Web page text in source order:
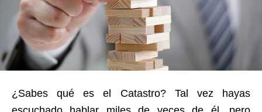
¿Sabes qué es el Catastro? Tal vez hayas